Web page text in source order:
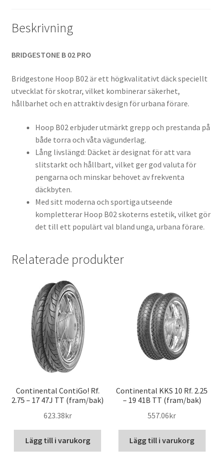
Beskrivning
BRIDGESTONE B 02 PRO
Bridgestone Hoop B02 är ett högkvalitativt däck speciellt
utvecklat för skotrar, vilket kombinerar säkerhet,
hållbarhet och en attraktiv design för urbana förare.
Hoop B02 erbjuder utmärkt grepp och prestanda på
både torra och våta vägunderlag.
Lång livslängd: Däcket är designat för att vara
slitstarkt och hållbart, vilket ger god valuta för
pengarna och minskar behovet av frekventa
däckbyten.
Med sitt moderna och sportiga utseende
kompletterar Hoop B02 skoterns estetik, vilket gör
det till ett populärt val bland unga, urbana förare.
Relaterade produkter
Continental ContiGo! Rf.
2.75 – 17 47J TT (fram/bak)
623.38kr
Lägg till i varukorg
Continental KKS 10 Rf. 2.25
– 19 41B TT (fram/bak)
557.06kr
Lägg till i varukorg